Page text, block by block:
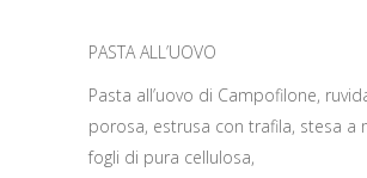
PASTA ALL’UOVO
Pasta all’uovo di Campofilone,
porosa, estrusa con trafila, stesa a
fogli di pura cellulosa,